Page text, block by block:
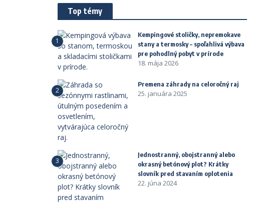
Top témy
1
Kempingové stoličky, nepremokave
stany a termosky – spoľahlivá výbava
pre pohodlný pobyt v prírode
18. mája 2026
2
Premena záhrady na celoročný raj
25. januára 2025
3
Jednostranný, obojstranný alebo
okrasný betónový plot? Krátky
slovník pred stavaním oplotenia
22. júna 2024